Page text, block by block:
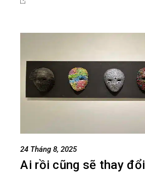
24 Tháng 8, 2025
Ai rồi cũng sẽ thay đổi